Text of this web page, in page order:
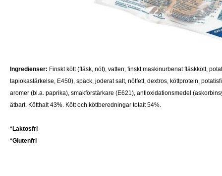
Ingredienser: Finskt kött (fläsk, nöt), vatten, finskt maskinurbenat fläskkött,
tapiokastärkelse, E450), späck, joderat salt, nötfett, dextros, köttprotein,
aromer (bl.a. paprika), smakförstärkare (E621), antioxidationsmedel
ätbart. Kötthalt 43%. Kött och köttberedningar totalt 54%.
*Laktosfri
*Glutenfri